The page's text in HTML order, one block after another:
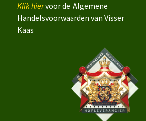
Klik hiervoor de Algemene
Handelsvoorwaarden van Visser
Kaas